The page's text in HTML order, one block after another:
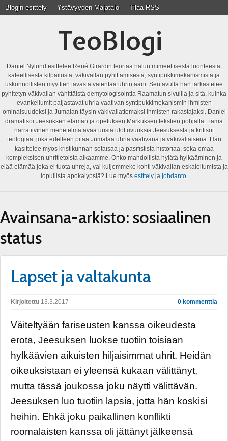
Blogin esittely Ystävyyden Majatalo Tilaa RSS
TeoBlogi
Daniel Nylund esittelee René Girardin teoriaa halun mimeettisestä luonteesta,
kateellisesta kilpailusta, väkivallan pyhittämisestä, syntipukkimekanismista ja
uskonnollisten myyttien tavasta vaientaa uhrin ääni. Sen avulla hän tarkastelee
pyhitetyn väkivallan vähittäistä demytologisointia Raamatun sivuilla ja sitä, kuinka
evankeliumit paljastavat uhria vaativan syntipukkimekanismin ihmisten
ominaisuudeksi ja Jumalan täysin väkivallattomaksi ihmisten rakastajaksi. Daniel
dramatisoi Jeesuksen elämän ja opetuksen Markuksen tekstien pohjalta. Tämä
narratiivinen menetelmä avaa uusia ulottuvuuksia Jeesuksesta ja kritisoi
teologiaa, joka edelleen pitää Jumalaa uhria vaativana ja väkivaltaisena. Hän
käsittelee myös kristikunnan sotaisaa ja pasifistista historiaa, sekä omaa
kompleksisen uhritietoista aikaamme. Onko mahdollista hylätä hylkääminen ja
elää elämää joka ei tuota uhreja, vai kuljemmeko kohti väkivallan eskaloitumista ja
lopullista apokalypsiä? Lue myös esittelyja johdanto.
Avainsana-arkisto: sosiaalinen
status
Lapset ja valtakunta
Kirjoitettu 13.3.2017 0 kommenttia
Väiteltyään fariseusten kanssa oikeudesta
erota, Jeesuksen luokse tuotiin toisiaan
hylkäävien aikuisten hiljaisimmat uhrit. Heidän
oikeuksistaan ei yleensä kukaan välittänyt,
mutta tässä joukossa joku näytti välittävän.
Jeesuksen luo tuotiin lapsia, jotta hän koskisi
heihin. Ehkä joku paikallinen konflikti
roomalaisten kanssa oli jättänyt jälkeensä